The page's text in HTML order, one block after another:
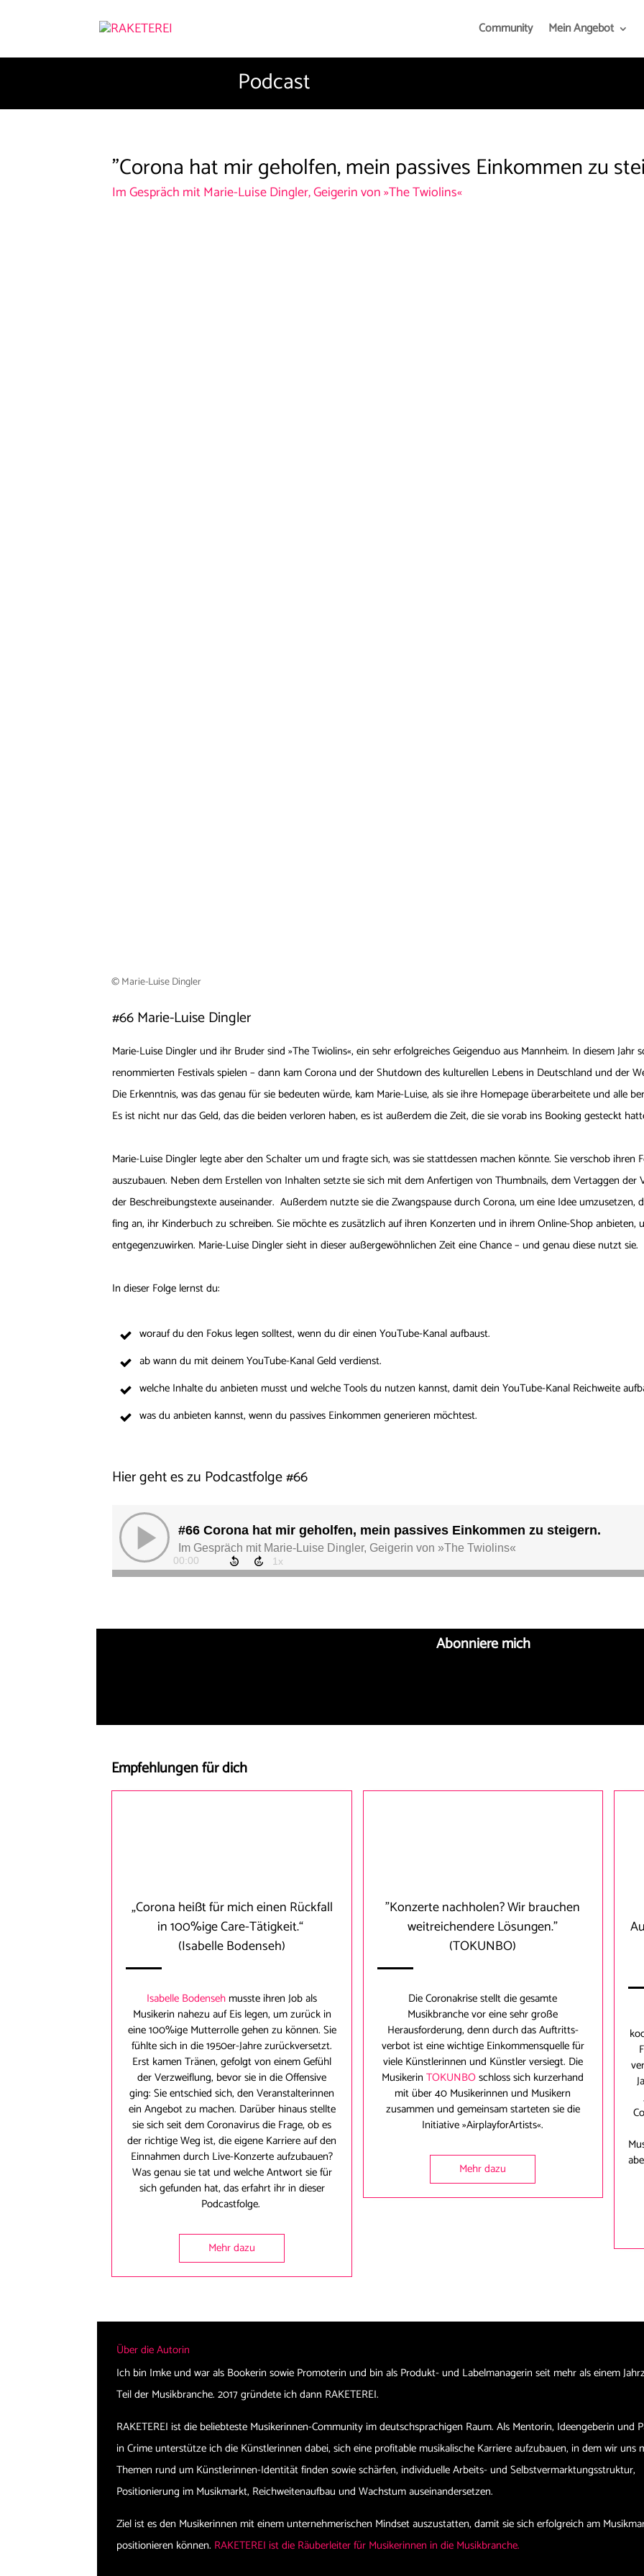
Community Mein Angebot
Podcast
"Corona hat mir geholfen, mein passives Einkommen zu
Im Gespräch mit Marie-Luise Dingler, Geigerin von »The Twiolins«
© Marie-Luise Dingler
#66Marie-Luise Dingler
Marie-Luise Dingler und ihr Bruder sind »The Twiolins«, ein sehr erfolgreiches Geigenduo aus Mannheim. In diesem
renommierten Festivals spielen – dann kam Corona und der Shutdown des kulturellen Lebens in Deutschland und der
Die Erkenntnis, was das genau für sie bedeuten würde, kam Marie-Luise, als sie ihre Homepage überarbeitete und alle
Es ist nicht nur das Geld, das die beiden verloren haben, es ist außerdem die Zeit, die sie vorab ins Booking gesteckt
Marie-Luise Dingler legte aber den Schalter um und fragte sich, was sie stattdessen machen könnte. Sie verschob
auszubauen. Neben dem Erstellen von Inhalten setzte sie sich mit dem Anfertigen von Thumbnails, dem Vertaggen
der Beschreibungstexte auseinander. Außerdem nutzte sie die Zwangspause durch Corona, um eine Idee umzusetzen,
fing an, ihr Kinderbuch zu schreiben. Sie möchte es zusätzlich auf ihren Konzerten und in ihrem Online-Shop anbieten,
entgegenzuwirken. Marie-Luise Dingler sieht in dieser außergewöhnlichen Zeit eine Chance – und genau diese nutzt sie.
In dieser Folge lernst du:
worauf du den Fokus legen solltest, wenn du dir einen YouTube-Kanal aufbaust.
ab wann du mit deinem YouTube-Kanal Geld verdienst.
welche Inhalte du anbieten musst und welche Tools du nutzen kannst, damit dein YouTube-Kanal Reichweite
was du anbieten kannst, wenn du passives Einkommen generieren möchtest.
Hier geht es zu Podcastfolge#66
Abonniere mich
Empfehlungen für dich
„Corona heißt für mich einen Rückfall
in 100%ige Care-Tätigkeit.“
(Isabelle Bodenseh)
Isabelle Bodenseh musste ihren Job als
Musikerin nahezu auf Eis legen, um zurück in
eine 100%ige Mutterrolle gehen zu können. Sie
fühlte sich in die 1950er-Jahre zurückversetzt.
Erst kamen Tränen, gefolgt von einem Gefühl
der Verzweiflung, bevor sie in die Offensive
ging: Sie entschied sich, den Veranstalterinnen
ein Angebot zu machen. Darüber hinaus stellte
sie sich seit dem Coronavirus die Frage, ob es
der richtige Weg ist, die eigene Karriere auf den
Einnahmen durch Live-Konzerte aufzubauen?
Was genau sie tat und welche Antwort sie für
sich gefunden hat, das erfahrt ihr in dieser
Podcastfolge.
Mehr dazu
"Konzerte nachholen? Wir brauchen
weitreichendere Lösungen."
(TOKUNBO)
Die Coronakrise stellt die gesamte
Musikbranche vor eine sehr große
Herausforderung, denn durch das Auftritts-
verbot ist eine wichtige Einkommensquelle für
viele Künstlerinnen und Künstler versiegt. Die
MusikerinTOKUNBOschloss sich kurzerhand
mit über 40 Musikerinnen und Musikern
zusammen und gemeinsam starteten sie die
Initiative »AirplayforArtists«.
Mehr dazu
Über die Autorin
Ich bin Imke und war als Bookerin sowie Promoterin und bin als Produkt- und Labelmanagerin seit mehr als einem
Teil der Musikbranche. 2017 gründete ich dann RAKETEREI.
RAKETEREI ist die beliebteste Musikerinnen-Community im deutschsprachigen Raum. Als Mentorin, Ideengeberin und
in Crime unterstütze ich die Künstlerinnen dabei, sich eine profitable musikalische Karriere aufzubauen, in dem wir uns
Themen rund um Künstlerinnen-Identität finden sowie schärfen, individuelle Arbeits- und Selbstvermarktungsstruktur,
Positionierung im Musikmarkt, Reichweitenaufbau und Wachstum auseinandersetzen.
Ziel ist es den Musikerinnen mit einem unternehmerischen Mindset auszustatten, damit sie sich erfolgreich am
positionieren können. RAKETEREI ist die Räuberleiter für Musikerinnen in die Musikbranche.